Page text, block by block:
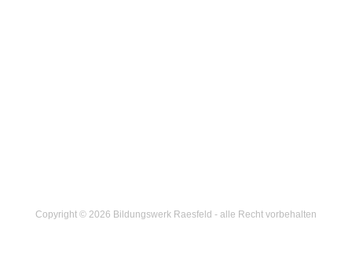
Copyright © 2026 Bildungswerk Raesfeld - alle Recht vorbehalten